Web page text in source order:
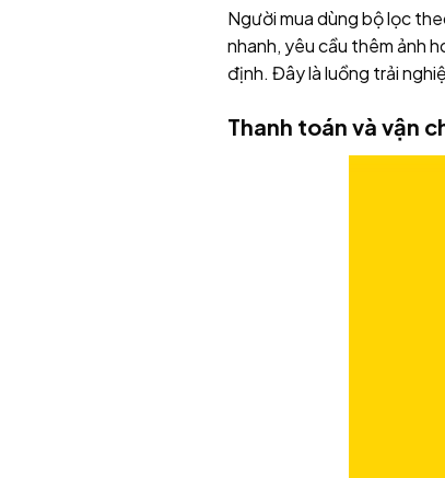
Người mua dùng bộ lọc
nhanh, yêu cầu thêm ảnh
định. Đây là luồng trải
Thanh toán và vận